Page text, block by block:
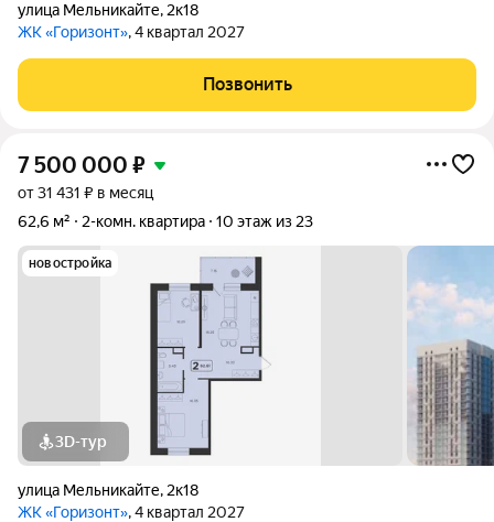
улица Мельникайте, 2к18
ЖК «Горизонт», 4 квартал 2027
Позвонить
7 500 000 ₽
от 31 431 ₽ в месяц
62,6 м²
2-комн. квартира 10 этаж из 23
новостройка
3D-тур
улица Мельникайте, 2к18
ЖК «Горизонт», 4 квартал 2027